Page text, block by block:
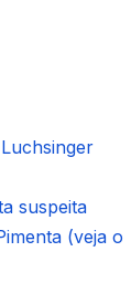
suspeita
(veja o